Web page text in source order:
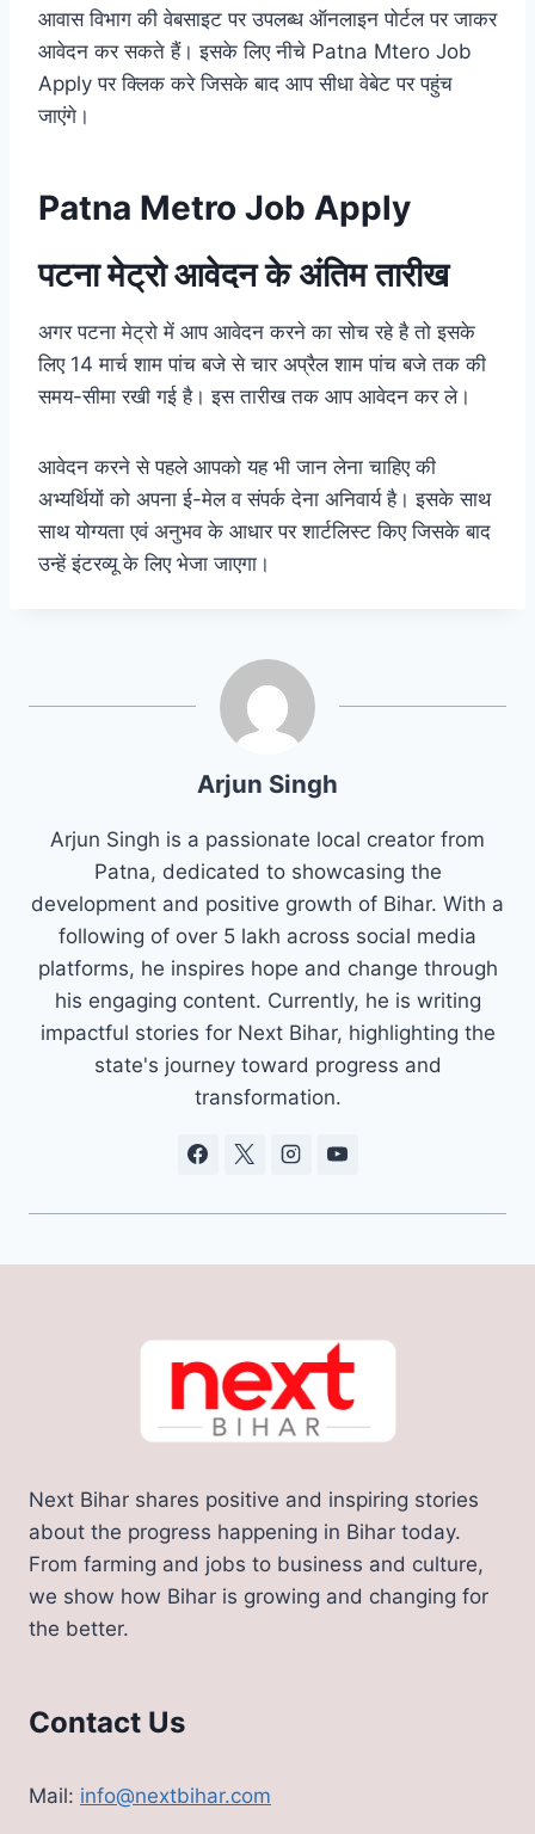
आवास विभाग की वेबसाइट पर उपलब्ध ऑनलाइन पोर्टल पर जाकर
आवेदन कर सकते हैं। इसके लिए नीचे Patna Mtero Job
Apply पर क्लिक करे जिसके बाद आप सीधा वेबेट पर पहुंच
जाएंगे।
Patna Metro Job Apply
पटना मेट्रो आवेदन के अंतिम तारीख
अगर पटना मेट्रो में आप आवेदन करने का सोच रहे है तो इसके
लिए 14 मार्च शाम पांच बजे से चार अप्रैल शाम पांच बजे तक की
समय-सीमा रखी गई है। इस तारीख तक आप आवेदन कर ले।
आवेदन करने से पहले आपको यह भी जान लेना चाहिए की
अभ्यर्थियों को अपना ई-मेल व संपर्क देना अनिवार्य है। इसके साथ
साथ योग्यता एवं अनुभव के आधार पर शार्टलिस्ट किए जिसके बाद
उन्हें इंटरव्यू के लिए भेजा जाएगा।
Arjun Singh
Arjun Singh is a passionate local creator from
Patna, dedicated to showcasing the
development and positive growth of Bihar. With a
following of over 5 lakh across social media
platforms, he inspires hope and change through
his engaging content. Currently, he is writing
impactful stories for Next Bihar, highlighting the
state's journey toward progress and
transformation.
Next Bihar shares positive and inspiring stories
about the progress happening in Bihar today.
From farming and jobs to business and culture,
we show how Bihar is growing and changing for
the better.
Contact Us
Mail: info@nextbihar.com